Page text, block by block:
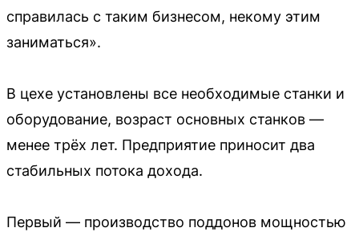
справилась с таким бизнесом, некому этим
заниматься».
В цехе установлены все необходимые станки и
оборудование, возраст основных станков —
менее трёх лет. Предприятие приносит два
стабильных потока дохода.
Первый — производство поддонов мощностью